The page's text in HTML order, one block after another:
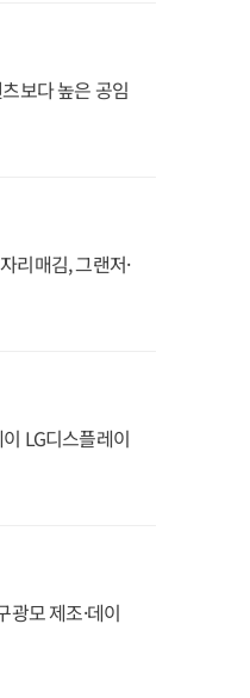
보다 높은 공임
리매김, 그랜저·
LG디스플레이
모 제조·데이